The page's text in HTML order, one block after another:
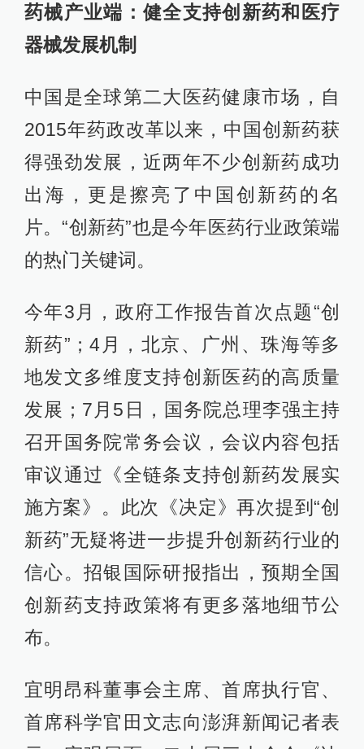
药械产业端：健全支持创新药和医疗
器械发展机制
中国是全球第二大医药健康市场，自
2015年药政改革以来，中国创新药获
得强劲发展，近两年不少创新药成功
出海，更是擦亮了中国创新药的名
片。“创新药”也是今年医药行业政策端
的热门关键词。
今年3月，政府工作报告首次点题“创
新药”；4月，北京、广州、珠海等多
地发文多维度支持创新医药的高质量
发展；7月5日，国务院总理李强主持
召开国务院常务会议，会议内容包括
审议通过《全链条支持创新药发展实
施方案》。此次《决定》再次提到“创
新药”无疑将进一步提升创新药行业的
信心。招银国际研报指出，预期全国
创新药支持政策将有更多落地细节公
布。
宜明昂科董事会主席、首席执行官、
首席科学官田文志向澎湃新闻记者表